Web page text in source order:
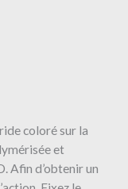
coloré sur la
et
Afin d’obtenir un